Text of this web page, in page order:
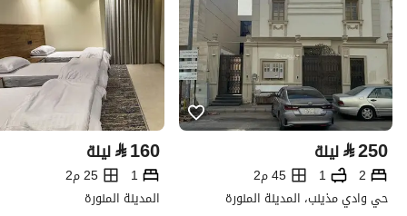
⃁250 ليلة
2
1
45 م2
حي وادي مذينب، المدينة المنورة
⃁160 ليلة
1
25 م2
المدينة المنورة